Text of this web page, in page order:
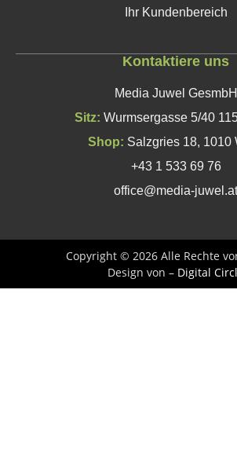
Ihr Kundenbereich
Kontaktiere uns
Media Juwel GesmbH
Sitz: Wurmsergasse 5/40
Shop: Salzgries 18, 1010
+43 1 533 69 76
office@media-juwel.at
Copyright © 2026 Alle Rechte
Design von – Digital